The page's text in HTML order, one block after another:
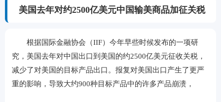
美国去年对约2500亿美元中国输美商品加征关税
根据国际金融协会（IIF）今年早些时候发布的一项研
究，美国去年对中国出口到美国的约2500亿美元征收关税，
减少了对美国的目标产品出口。报复对美国出口产生了更严
重的影响，导致大约900种目标产品中的许多产品崩溃，